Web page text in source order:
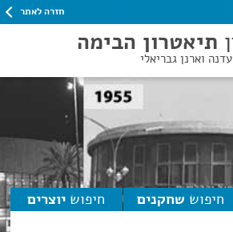
חזרה לאתר
תיאטרון הבימה
וארנן גבריאלי
חיפוש שחקנים חיפוש יוצרים